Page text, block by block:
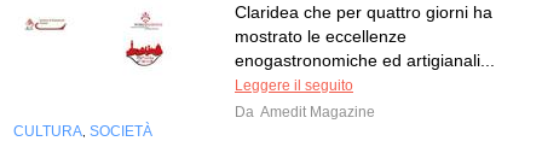
Claridea che per quattro giorni ha
mostrato le eccellenze
enogastronomiche ed artigianali...
Leggere il seguito
Da Amedit Magazine
CULTURA SOCIETÀ